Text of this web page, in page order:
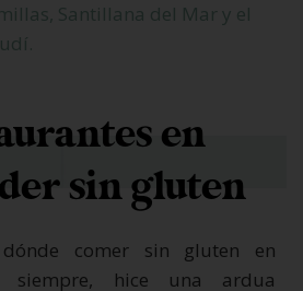
Santillana del Mar y el
en
sin gluten
comer sin gluten en
siempre, hice una ardua